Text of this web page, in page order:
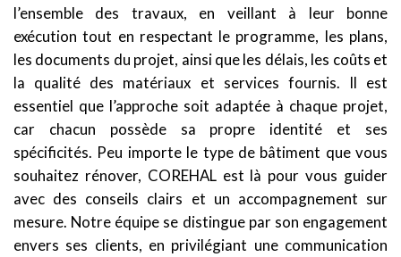
l’ensemble des travaux, en veillant à leur bonne
exécution tout en respectant le programme, les plans,
les documents du projet, ainsi que les délais, les coûts et
la qualité des matériaux et services fournis. Il est
essentiel que l’approche soit adaptée à chaque projet,
car chacun possède sa propre identité et ses
spécificités. Peu importe le type de bâtiment que vous
souhaitez rénover, COREHAL est là pour vous guider
avec des conseils clairs et un accompagnement sur
mesure. Notre équipe se distingue par son engagement
envers ses clients, en privilégiant une communication